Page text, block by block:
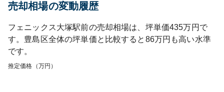
売却相場の変動履歴
フェニックス大塚駅前の売却相場は、坪単価435万円で
す。 豊島区全体の坪単価と比較すると 86万円も高い水準
です。
推定価格（万円）